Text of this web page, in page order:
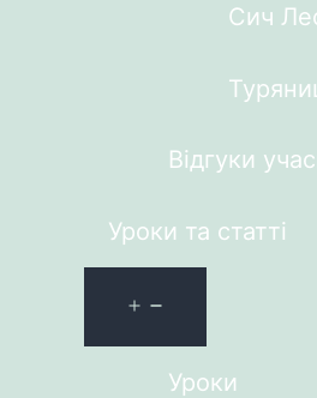
Сич
Відгуки
Уроки та статті
Уроки